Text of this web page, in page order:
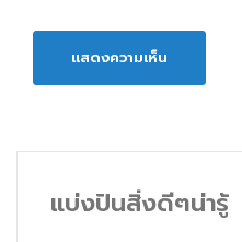
แบ่งปันสิ่งดีๆน่ารู้